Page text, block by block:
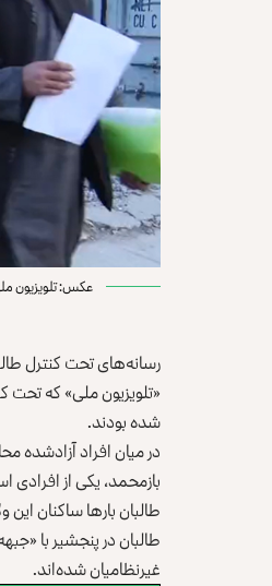
عکس: تلویزیون
رسانه‌های تحت کنترل طالبان گزارش دادند که این
«تلویزیون ملی» که تحت
شده بودند.
در میان افراد
بازمحمد، یکی از افرادی است که
طالبان بارها ساکنان
طالبان در پنجشیر با
غیرنظامیان شده‌اند.